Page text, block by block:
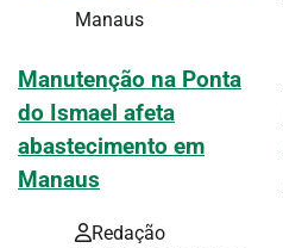
Manaus
Manutenção na Ponta
do Ismael afeta
abastecimento em
Manaus
Redação